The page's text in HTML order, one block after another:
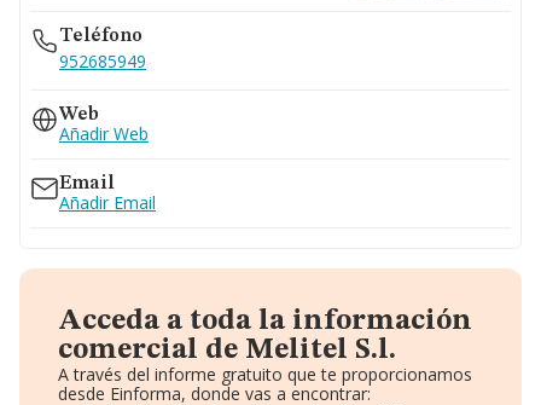
Teléfono
952685949
Web
Añadir Web
Email
Añadir Email
Acceda a toda la información
comercial de Melitel S.l.
A través del informe gratuito que te proporcionamos
desde Einforma, donde vas a encontrar: